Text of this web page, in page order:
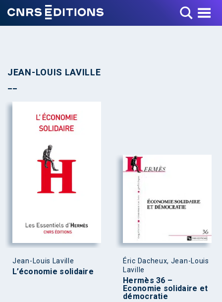
Toggle Menu
JEAN-LOUIS LAVILLE
Jean-Louis Laville
L’économie solidaire
Éric Dacheux, Jean-Louis
Laville
Hermès 36 –
Economie solidaire et
démocratie